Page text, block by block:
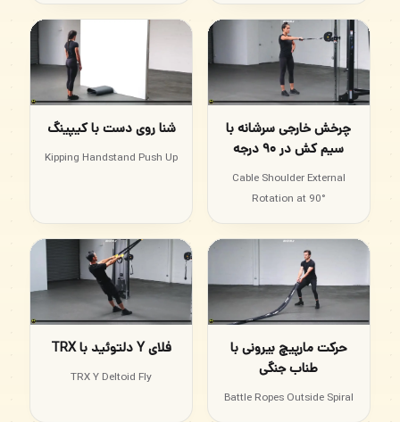
چرخش خارجی سرشانه با
سیم کش در ۹۰ درجه
Cable Shoulder External
Rotation at 90°
شنا روی دست با کیپینگ
Kipping Handstand Push Up
حرکت مارپیچ بیرونی با
طناب جنگی
Battle Ropes Outside Spiral
فلای Y دلتوئید با TRX
TRX Y Deltoid Fly